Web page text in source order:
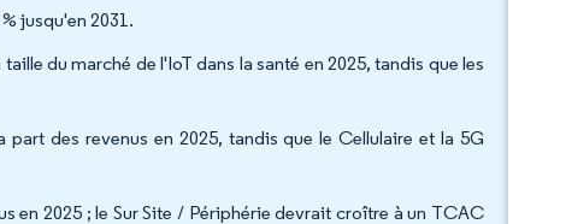
jusqu'en 2031.
du marché de l'IoT dans la santé en 2025, tandis que les
des revenus en 2025, tandis que le Cellulaire et la 5G
en 2025 ; le Sur Site / Périphérie devrait croître à un TCAC